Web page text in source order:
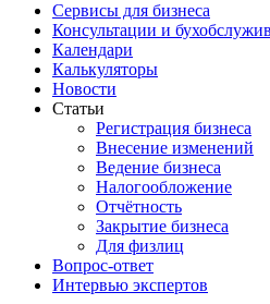
Сервисы для бизнеса
Консультации и
Календари
Калькуляторы
Новости
Статьи
Регистрация бизнеса
Внесение изменений
Ведение бизнеса
Налогообложение
Отчётность
Закрытие бизнеса
Для физлиц
Вопрос-ответ
Интервью экспертов